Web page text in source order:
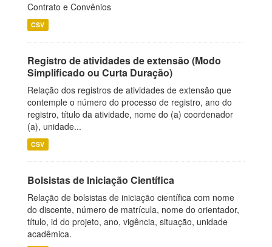
Contrato e Convênios
CSV
Registro de atividades de extensão (Modo
Simplificado ou Curta Duração)
Relação dos registros de atividades de extensão que
contemple o número do processo de registro, ano do
registro, título da atividade, nome do (a) coordenador
(a), unidade...
CSV
Bolsistas de Iniciação Científica
Relação de bolsistas de iniciação científica com nome
do discente, número de matrícula, nome do orientador,
título, id do projeto, ano, vigência, situação, unidade
acadêmica.